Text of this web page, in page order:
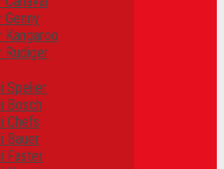
hàng.
Rudiger
Spelier
Bosch
Chefs
Bauer
Faster